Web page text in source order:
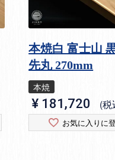
本焼白 富士山
先丸 270mm
本焼
¥ 181,720 税
お気に入りに